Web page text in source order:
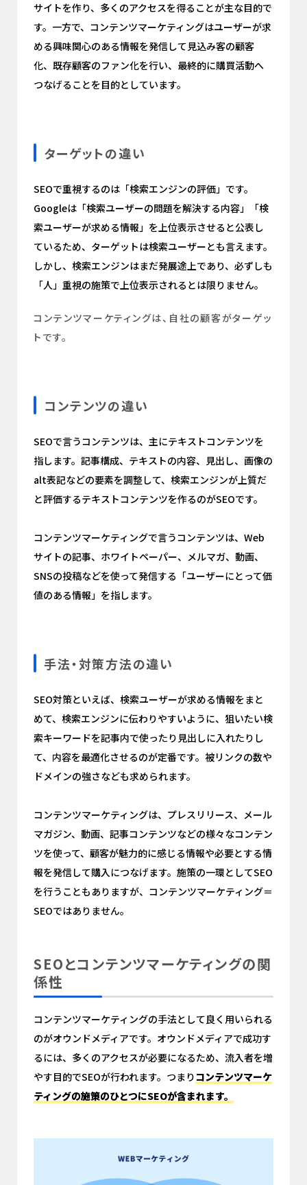
サイトを作り、多くのアクセスを得ることが主な目的で
す。一方で、コンテンツマーケティングはユーザーが求
める興味関心のある情報を発信して見込み客の顧客
化、既存顧客のファン化を行い、最終的に購買活動へ
つなげることを目的としています。
ターゲットの違い
SEOで重視するのは「検索エンジンの評価」です。
Googleは「検索ユーザーの問題を解決する内容」「検
索ユーザーが求める情報」を上位表示させると公表し
ているため、ターゲットは検索ユーザーとも言えます。
しかし、検索エンジンはまだ発展途上であり、必ずしも
「人」重視の施策で上位表示されるとは限りません。
コンテンツマーケティングは、自社の顧客がターゲッ
トです。
コンテンツの違い
SEOで言うコンテンツは、主にテキストコンテンツを
指します。記事構成、テキストの内容、見出し、画像の
alt表記などの要素を調整して、検索エンジンが上質だ
と評価するテキストコンテンツを作るのがSEOです。
コンテンツマーケティングで言うコンテンツは、Web
サイトの記事、ホワイトペーパー、メルマガ、動画、
SNSの投稿などを使って発信する「ユーザーにとって価
値のある情報」を指します。
手法・対策方法の違い
SEO対策といえば、検索ユーザーが求める情報をまと
めて、検索エンジンに伝わりやすいように、狙いたい検
索キーワードを記事内で使ったり見出しに入れたりし
て、内容を最適化させるのが定番です。被リンクの数や
ドメインの強さなども求められます。
コンテンツマーケティングは、プレスリリース、メール
マガジン、動画、記事コンテンツなどの様々なコンテン
ツを使って、顧客が魅力的に感じる情報や必要とする情
報を発信して購入につなげます。施策の一環としてSEO
を行うこともありますが、コンテンツマーケティング＝
SEOではありません。
SEOとコンテンツマーケティングの関
係性
コンテンツマーケティングの手法として良く用いられる
のがオウンドメディアです。オウンドメディアで成功す
るには、多くのアクセスが必要になるため、流入者を増
やす目的でSEOが行われます。つまりコンテンツマーケ
ティングの施策のひとつにSEOが含まれます。